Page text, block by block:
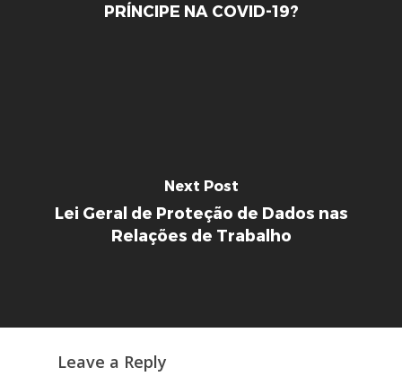
PRÍNCIPE NA COVID-19?
Next Post
Lei Geral de Proteção de Dados nas
Relações de Trabalho
Leave a Reply